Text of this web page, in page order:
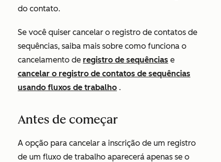
do contato.
Se você quiser cancelar o registro de contatos de
sequências, saiba mais sobre como funciona o
cancelamento de registro de sequências e
cancelar o registro de contatos de sequências
usando fluxos de trabalho .
Antes de começar
A opção para cancelar a inscrição de um registro
de um fluxo de trabalho aparecerá apenas se o